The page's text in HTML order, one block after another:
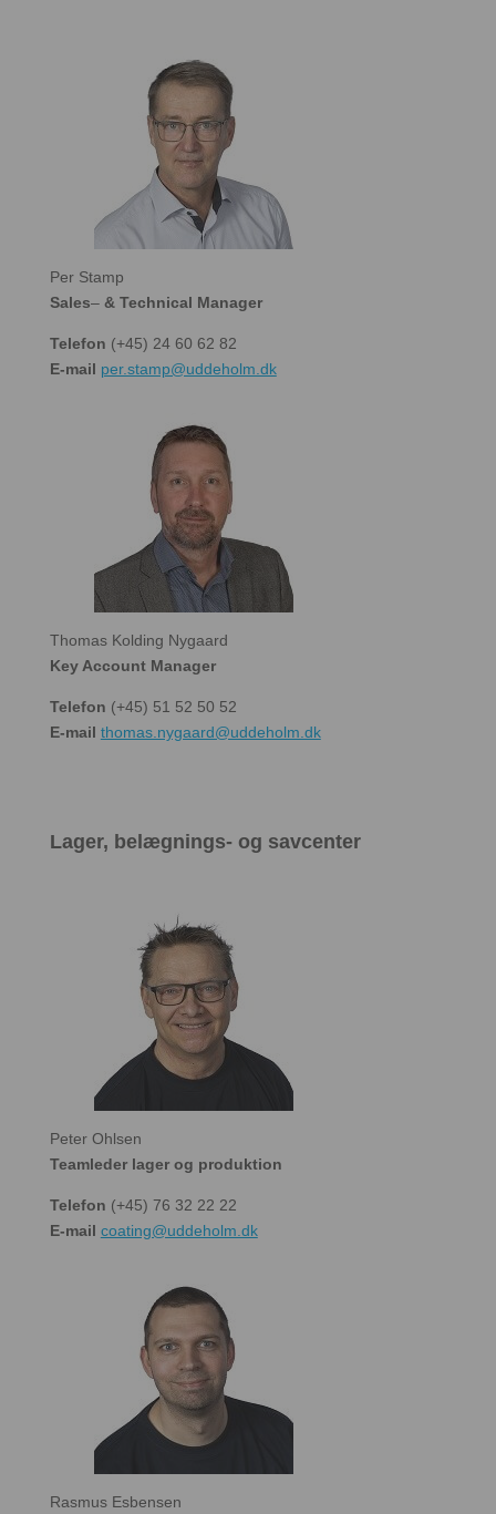
Per Stamp
Sales– & Technical Manager
Telefon (+45) 24 60 62 82
E-mail per.stamp@uddeholm.dk
Thomas Kolding Nygaard
Key Account Manager
Telefon (+45) 51 52 50 52
E-mail thomas.nygaard@uddeholm.dk
Lager, belægnings- og savcenter
Peter Ohlsen
Teamleder lager og produktion
Telefon (+45) 76 32 22 22
E-mail coating@uddeholm.dk
Rasmus Esbensen